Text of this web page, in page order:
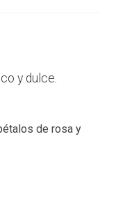
y dulce.
de rosa y